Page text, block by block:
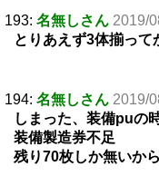
193: 名無しさん 2019/
とりあえず3体揃って
194: 名無しさん 2019/
しまった、装備puの
装備製造券不足
残り70枚しか無いか